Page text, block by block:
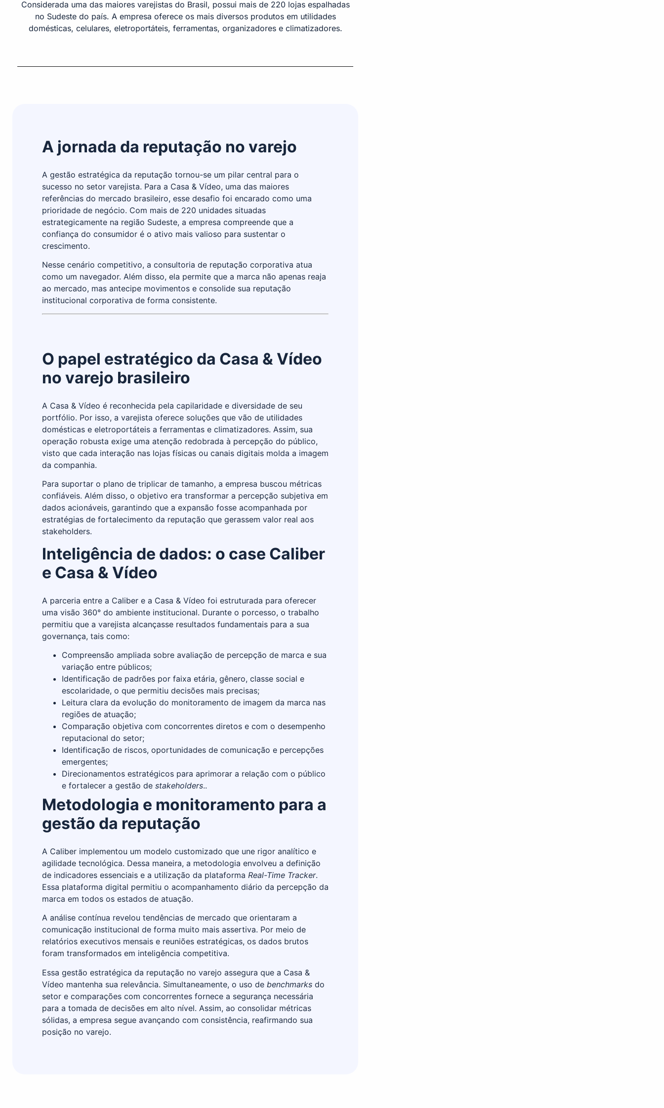
Considerada uma das maiores varejistas do Brasil, possui mais de 220 lojas espalhadas
no Sudeste do país. A empresa oferece os mais diversos produtos em utilidades
domésticas, celulares, eletroportáteis, ferramentas, organizadores e climatizadores.
A jornada da reputação no varejo
A gestão estratégica da reputação tornou-se um pilar central para o
sucesso no setor varejista. Para a Casa & Vídeo, uma das maiores
referências do mercado brasileiro, esse desafio foi encarado como uma
prioridade de negócio. Com mais de 220 unidades situadas
estrategicamente na região Sudeste, a empresa compreende que a
confiança do consumidor é o ativo mais valioso para sustentar o
crescimento.
Nesse cenário competitivo, a consultoria de reputação corporativa atua
como um navegador. Além disso, ela permite que a marca não apenas reaja
ao mercado, mas antecipe movimentos e consolide sua reputação
institucional corporativa de forma consistente.
O papel estratégico da Casa & Vídeo
no varejo brasileiro
A Casa & Vídeo é reconhecida pela capilaridade e diversidade de seu
portfólio. Por isso, a varejista oferece soluções que vão de utilidades
domésticas e eletroportáteis a ferramentas e climatizadores. Assim, sua
operação robusta exige uma atenção redobrada à percepção do público,
visto que cada interação nas lojas físicas ou canais digitais molda a imagem
da companhia.
Para suportar o plano de triplicar de tamanho, a empresa buscou métricas
confiáveis. Além disso, o objetivo era transformar a percepção subjetiva em
dados acionáveis, garantindo que a expansão fosse acompanhada por
estratégias de fortalecimento da reputação que gerassem valor real aos
stakeholders.
Inteligência de dados: o case Caliber
e Casa & Vídeo
A parceria entre a Caliber e a Casa & Vídeo foi estruturada para oferecer
uma visão 360° do ambiente institucional. Durante o porcesso, o trabalho
permitiu que a varejista alcançasse resultados fundamentais para a sua
governança, tais como:
Compreensão ampliada sobre avaliação de percepção de marca e sua
variação entre públicos;
Identificação de padrões por faixa etária, gênero, classe social e
escolaridade, o que permitiu decisões mais precisas;
Leitura clara da evolução do monitoramento de imagem da marca nas
regiões de atuação;
Comparação objetiva com concorrentes diretos e com o desempenho
reputacional do setor;
Identificação de riscos, oportunidades de comunicação e percepções
emergentes;
Direcionamentos estratégicos para aprimorar a relação com o público
e fortalecer a gestão de stakeholders..
Metodologia e monitoramento para a
gestão da reputação
A Caliber implementou um modelo customizado que une rigor analítico e
agilidade tecnológica. Dessa maneira, a metodologia envolveu a definição
de indicadores essenciais e a utilização da plataforma Real-Time Tracker.
Essa plataforma digital permitiu o acompanhamento diário da percepção da
marca em todos os estados de atuação.
A análise contínua revelou tendências de mercado que orientaram a
comunicação institucional de forma muito mais assertiva. Por meio de
relatórios executivos mensais e reuniões estratégicas, os dados brutos
foram transformados em inteligência competitiva.
Essa gestão estratégica da reputação no varejo assegura que a Casa &
Vídeo mantenha sua relevância. Simultaneamente, o uso de benchmarks do
setor e comparações com concorrentes fornece a segurança necessária
para a tomada de decisões em alto nível. Assim, ao consolidar métricas
sólidas, a empresa segue avançando com consistência, reafirmando sua
posição no varejo.